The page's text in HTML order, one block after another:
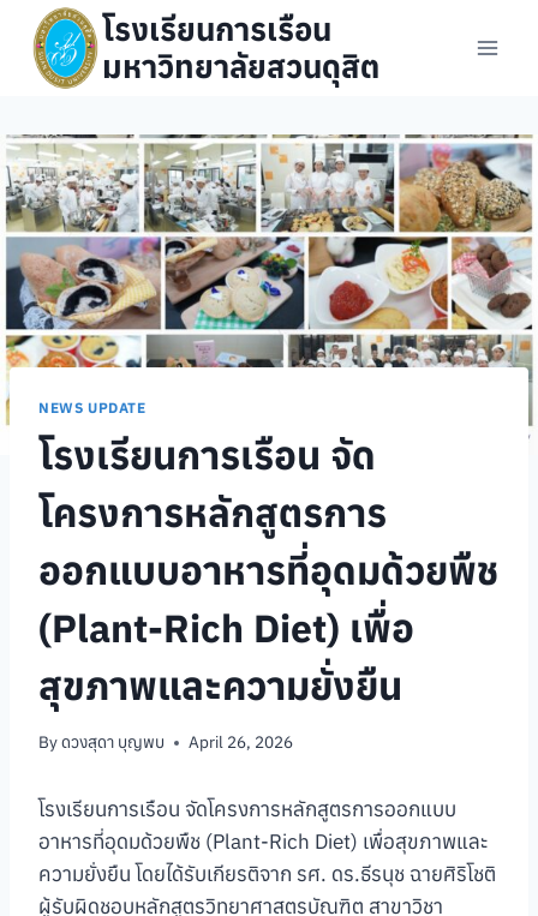
content
โรงเรียนการเรือน
มหาวิทยาลัยสวนดุสิต
NEWS UPDATE
โรงเรียนการเรือน จัด
โครงการหลักสูตรการ
ออกแบบอาหารที่อุดมด้วยพืช
(Plant-Rich Diet) เพื่อ
สุขภาพและความยั่งยืน
Byดวงสุดา บุญพบ April 26, 2026
โรงเรียนการเรือน จัดโครงการหลักสูตรการออกแบบ
อาหารที่อุดมด้วยพืช (Plant-Rich Diet) เพื่อสุขภาพและ
ความยั่งยืน โดยได้รับเกียรติจาก รศ. ดร.ธีรนุช ฉายศิริโชติ
ผู้รับผิดชอบหลักสูตรวิทยาศาสตรบัณฑิต สาขาวิชา